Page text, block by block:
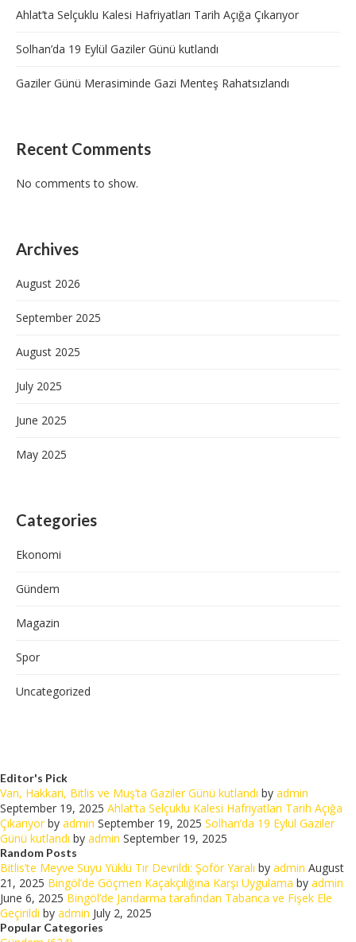
Ahlat’ta Selçuklu Kalesi Hafriyatları Tarih Açığa Çıkarıyor
Solhan’da 19 Eylül Gaziler Günü kutlandı
Gaziler Günü Merasiminde Gazi Menteş Rahatsızlandı
Recent Comments
No comments to show.
Archives
August 2026
September 2025
August 2025
July 2025
June 2025
May 2025
Categories
Ekonomi
Gündem
Magazin
Spor
Uncategorized
Editor's Pick
Van, Hakkari, Bitlis ve Muş’ta Gaziler Günü kutlandı by admin
September 19, 2025 Ahlat’ta Selçuklu Kalesi Hafriyatları Tarih Açığa
Çıkarıyorby admin September 19, 2025 Solhan’da 19 Eylül Gaziler
Günü kutlandı by admin September 19, 2025
Random Posts
Bitlis’te Meyve Suyu Yüklü Tır Devrildi: Şoför Yaralı by admin August
21, 2025 Bingöl’de Göçmen Kaçakçılığına Karşı Uygulama by admin
June 6, 2025 Bingöl’de Jandarma tarafından Tabanca ve Fişek Ele
Geçirildi by admin July 2, 2025
Popular Categories